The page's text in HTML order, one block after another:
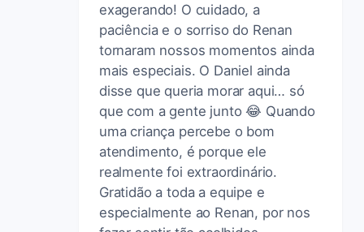
exagerando! O cuidado, a
paciência e o sorriso do Renan
tornaram nossos momentos ainda
mais especiais. O Daniel ainda
disse que queria morar aqui… só
que com a gente junto 😂 Quando
uma criança percebe o bom
atendimento, é porque ele
realmente foi extraordinário.
Gratidão a toda a equipe e
especialmente ao Renan, por nos